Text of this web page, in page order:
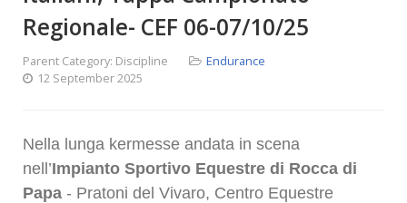
Regionale- CEF 06-07/10/25
Parent Category: Discipline
Endurance
12 September 2025
Nella lunga kermesse andata in scena
nell’Impianto Sportivo Equestre di Rocca di
Papa - Pratoni del Vivaro, Centro Equestre